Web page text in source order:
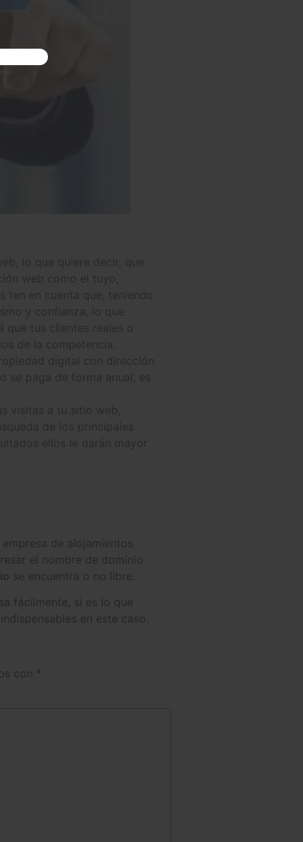
de alojamientos
el nombre de dominio
se encuentra o no libre.
fácilmente, si es lo que
en este caso.
con *